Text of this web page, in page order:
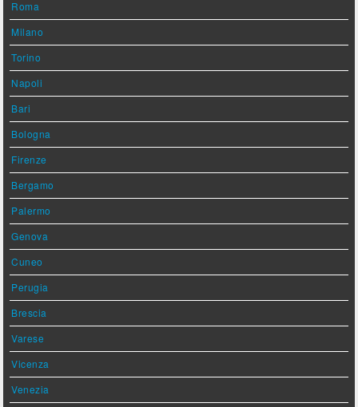
Roma
Milano
Torino
Napoli
Bari
Bologna
Firenze
Bergamo
Palermo
Genova
Cuneo
Perugia
Brescia
Varese
Vicenza
Venezia